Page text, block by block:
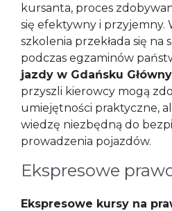
kursanta, proces
się efektywny i przyjemny.
szkolenia przekłada się
podczas egzaminów
jazdy w Gdańsku
przyszli kierowcy mogą
umiejętności praktyczne,
wiedzę niezbędną do
prowadzenia pojazdów.
Ekspresowe
Ekspresowe kursy na